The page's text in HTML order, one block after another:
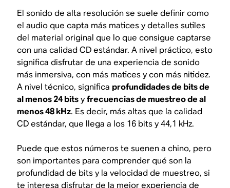
El sonido de alta resolución se suele definir como
el audio que capta más matices y detalles sutiles
del material original que lo que consigue captarse
con una calidad CD estándar. A nivel práctico, esto
significa disfrutar de una experiencia de sonido
más inmersiva, con más matices y con más nitidez.
A nivel técnico, significa profundidades de bits de
al menos 24 bitsyfrecuencias de muestreo de al
menos 48 kHz. Es decir, más altas que la calidad
CD estándar, que llega a los 16 bits y 44,1 kHz.
Puede que estos números te suenen a chino, pero
son importantes para comprender qué son la
profundidad de bits y la velocidad de muestreo, si
te interesa disfrutar de la mejor experiencia de